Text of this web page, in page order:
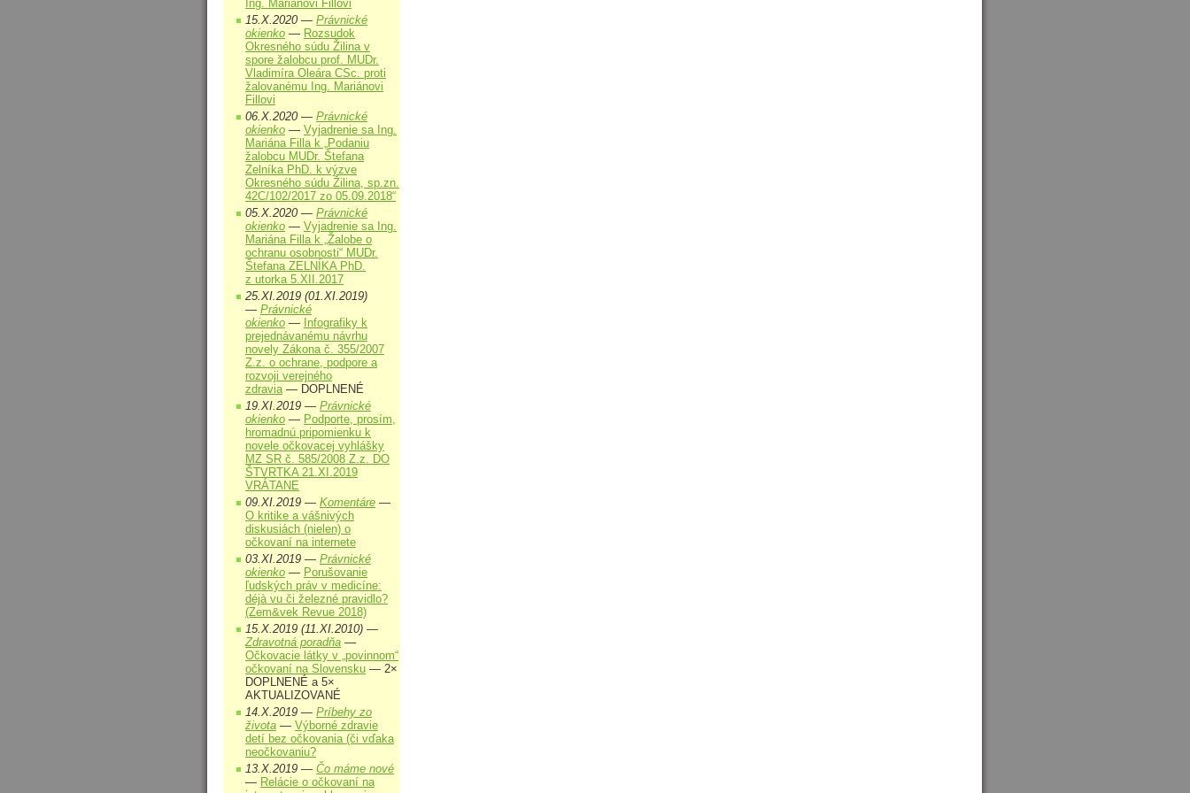
Ing. Mariánovi Fillovi
15.X.2020 — Právnické
okienko — Rozsudok
Okresného súdu Žilina v
spore žalobcu prof. MUDr.
Vladimíra Oleára CSc. proti
žalovanému Ing. Mariánovi
Fillovi
06.X.2020 — Právnické
okienko — Vyjadrenie sa Ing.
Mariána Filla k „Podaniu
žalobcu MUDr. Štefana
Zelníka PhD. k výzve
Okresného súdu Žilina, sp.zn.
42C/102/2017 zo 05.09.2018“
05.X.2020 — Právnické
okienko — Vyjadrenie sa Ing.
Mariána Filla k „Žalobe o
ochranu osobnosti“ MUDr.
Štefana ZELNÍKA PhD.
z utorka 5.XII.2017
25.XI.2019 (01.XI.2019)
— Právnické
okienko — Infografiky k
prejednávanému návrhu
novely Zákona č. 355/2007
Z.z. o ochrane, podpore a
rozvoji verejného
zdravia— DOPLNENÉ
19.XI.2019 — Právnické
okienko — Podporte, prosím,
hromadnú pripomienku k
novele očkovacej vyhlášky
MZ SR č. 585/2008 Z.z. DO
ŠTVRTKA 21.XI.2019
VRÁTANE
09.XI.2019 — Komentáre —
O kritike a vášnivých
diskusiách (nielen) o
očkovaní na internete
03.XI.2019 — Právnické
okienko — Porušovanie
ľudských práv v medicíne:
déjà vu či železné pravidlo?
(Zem&vek Revue 2018)
15.X.2019 (11.XI.2010) —
Zdravotná poradňa —
Očkovacie látky v „povinnom“
očkovaní na Slovensku — 2×
DOPLNENÉ a 5×
AKTUALIZOVANÉ
14.X.2019 — Príbehy zo
života — Výborné zdravie
detí bez očkovania (či vďaka
neočkovaniu?
13.X.2019 — Čo máme nové
— Relácie o očkovaní na